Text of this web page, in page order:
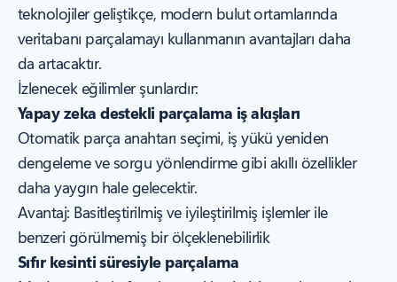
teknolojiler geliştikçe, modern bulut ortamlarında
veritabanı parçalamayı kullanmanın avantajları daha
da artacaktır.
İzlenecek eğilimler şunlardır:
Yapay zeka destekli parçalama iş akışları
Otomatik parça anahtarı seçimi, iş yükü yeniden
dengeleme ve sorgu yönlendirme gibi akıllı özellikler
daha yaygın hale gelecektir.
Avantaj: Basitleştirilmiş ve iyileştirilmiş işlemler ile
benzeri görülmemiş bir ölçeklenebilirlik
Sıfır kesinti süresiyle parçalama